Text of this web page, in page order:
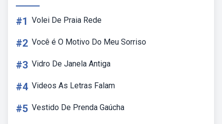
#1 Volei De Praia Rede
#2 Você é O Motivo Do Meu Sorriso
#3 Vidro De Janela Antiga
#4 Videos As Letras Falam
#5 Vestido De Prenda Gaúcha